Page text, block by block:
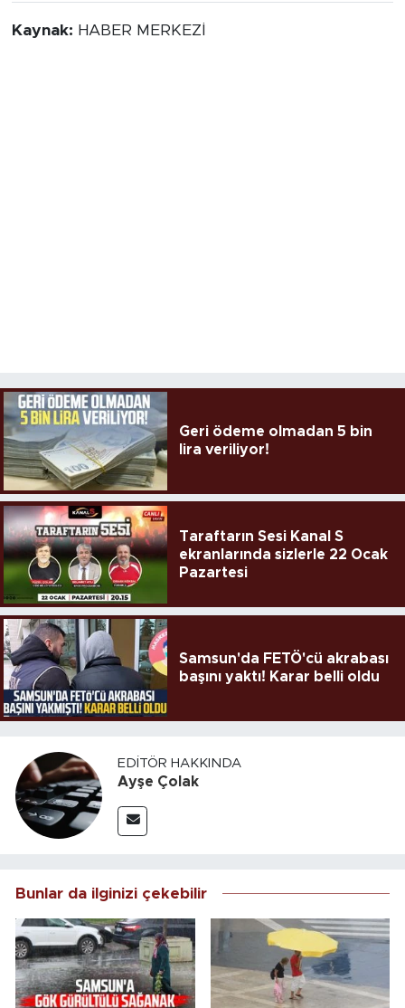
Kaynak: HABER MERKEZİ
Geri ödeme olmadan 5 bin
lira veriliyor!
Taraftarın Sesi Kanal S
ekranlarında sizlerle 22 Ocak
Pazartesi
Samsun'da FETÖ'cü akrabası
başını yaktı! Karar belli oldu
EDITÖR HAKKINDA
Ayşe Çolak
Bunlar da ilginizi çekebilir